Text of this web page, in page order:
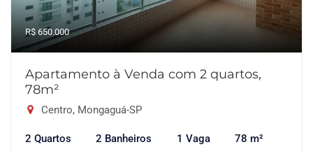
R$ 650.000
Apartamento à Venda com 2 quartos,
78m²
Centro, Mongaguá-SP
2 Quartos 2 Banheiros 1 Vaga 78 m²